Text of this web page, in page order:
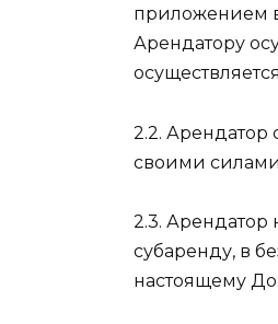
приложением
Арендатору
2.2. Арендатор
своими силами
2.3. Арендатор
субаренду, в
настоящему